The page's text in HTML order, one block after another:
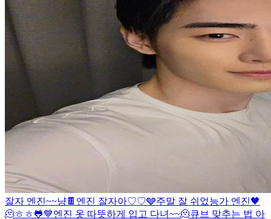
잘자 엔진~~냥 🍫 엔진 잘자아♡♡🩶주말 잘 쉬었능가 엔진🖤
🫠ㅎㅎ🐸💙엔진 옷 따뜻하게 입고 다녀~~🫠큐브 맞추는 법 아